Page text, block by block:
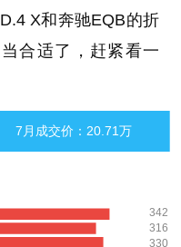
X和奔驰EQB的折
合适了，赶紧看一
7月成交价：20.71万
342
316
330